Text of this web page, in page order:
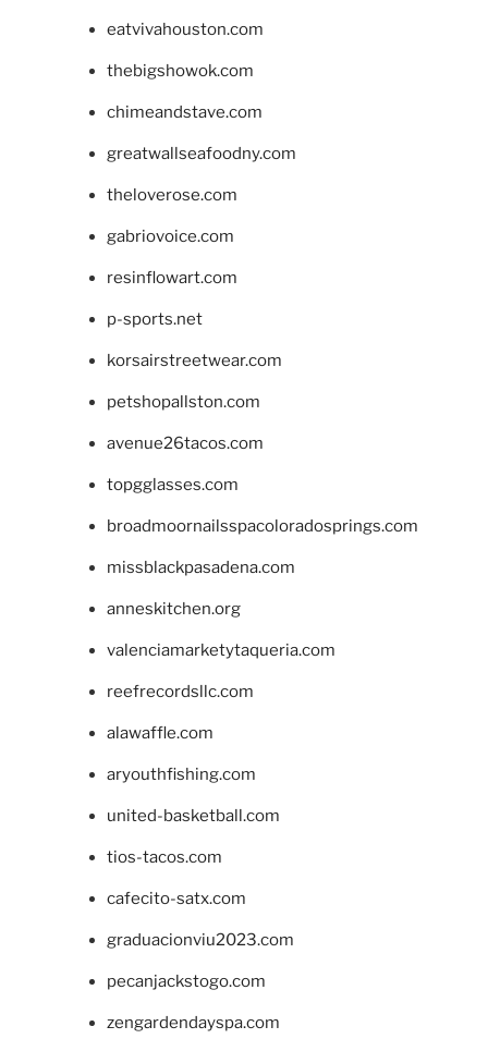
eatvivahouston.com
thebigshowok.com
chimeandstave.com
greatwallseafoodny.com
theloverose.com
gabriovoice.com
resinflowart.com
p-sports.net
korsairstreetwear.com
petshopallston.com
avenue26tacos.com
topgglasses.com
broadmoornailsspacoloradosprings.com
missblackpasadena.com
anneskitchen.org
valenciamarketytaqueria.com
reefrecordsllc.com
alawaffle.com
aryouthfishing.com
united-basketball.com
tios-tacos.com
cafecito-satx.com
graduacionviu2023.com
pecanjackstogo.com
zengardendayspa.com